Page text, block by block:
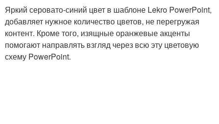
Яркий серовато-синий цвет в шаблоне Lekro PowerPoint,
добавляет нужное количество цветов, не перегружая
контент. Кроме того, изящные оранжевые акценты
помогают направлять взгляд через всю эту цветовую
схему PowerPoint.